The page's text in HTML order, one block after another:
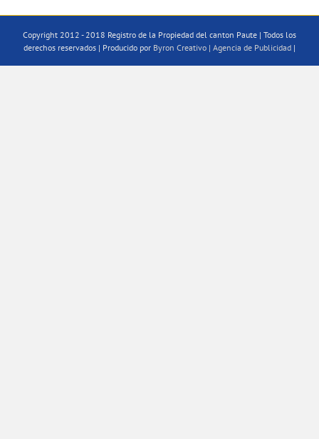
Copyright 2012 - 2018 Registro de la Propiedad del canton Paute | Todos los
derechos reservados | Producido por Byron Creativo | Agencia de Publicidad |